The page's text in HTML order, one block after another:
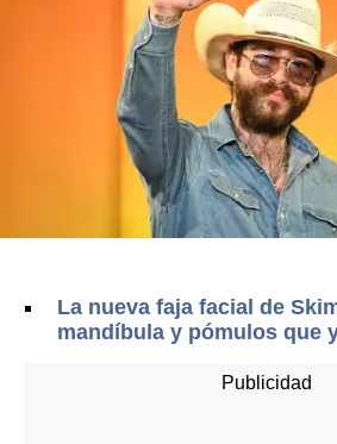
La nueva faja facial de
mandíbula y pómulos que